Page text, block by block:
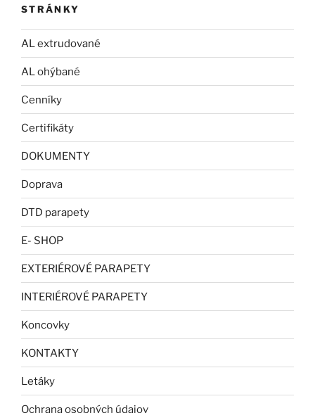
STRÁNKY
AL extrudované
AL ohýbané
Cenníky
Certifikáty
DOKUMENTY
Doprava
DTD parapety
E- SHOP
EXTERIÉROVÉ PARAPETY
INTERIÉROVÉ PARAPETY
Koncovky
KONTAKTY
Letáky
Ochrana osobných údajov